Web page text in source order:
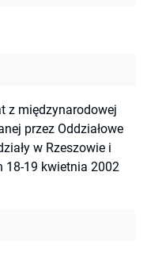
z międzynarodowej
przez Oddziałowe
w Rzeszowie i
18-19 kwietnia 2002